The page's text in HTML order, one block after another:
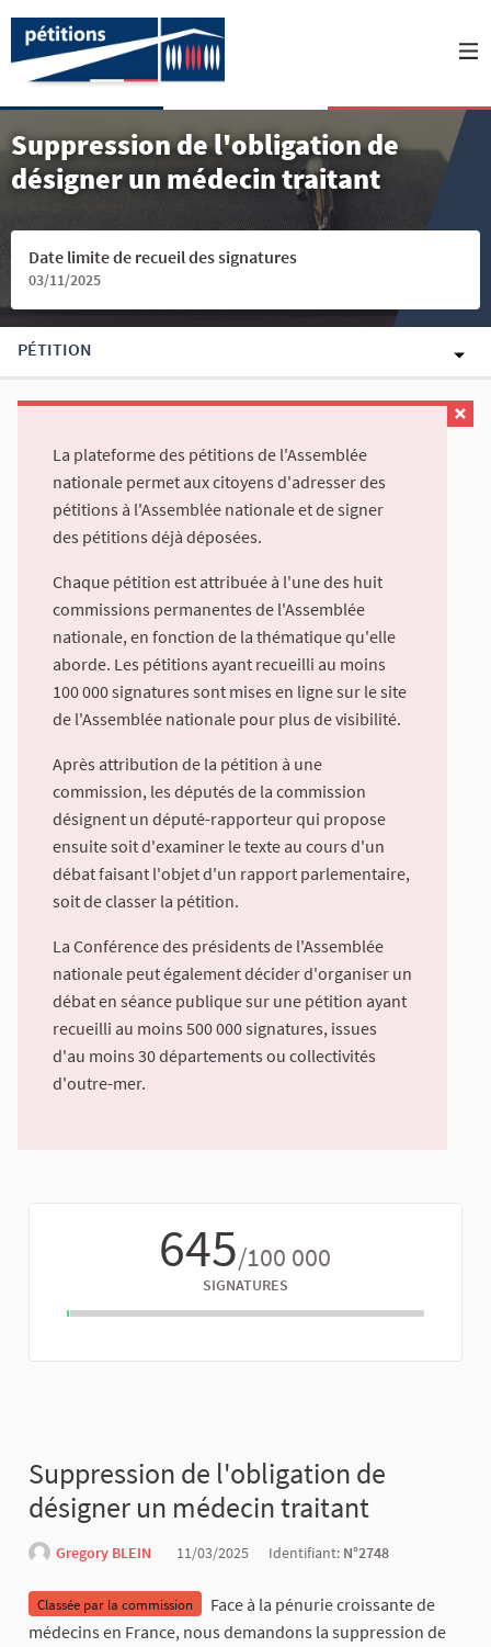
Suppression de l'obligation de
désigner un médecin traitant
Date limite de recueil des signatures
03/11/2025
PÉTITION
La plateforme des pétitions de l'Assemblée
nationale permet aux citoyens d'adresser des
pétitions à l'Assemblée nationale et de signer
des pétitions déjà déposées.
Chaque pétition est attribuée à l'une des huit
commissions permanentes de l'Assemblée
nationale, en fonction de la thématique qu'elle
aborde. Les pétitions ayant recueilli au moins
100 000 signatures sont mises en ligne sur le site
de l'Assemblée nationale pour plus de visibilité.
Après attribution de la pétition à une
commission, les députés de la commission
désignent un député-rapporteur qui propose
ensuite soit d'examiner le texte au cours d'un
débat faisant l'objet d'un rapport parlementaire,
soit de classer la pétition.
La Conférence des présidents de l'Assemblée
nationale peut également décider d'organiser un
débat en séance publique sur une pétition ayant
recueilli au moins 500 000 signatures, issues
d'au moins 30 départements ou collectivités
d'outre-mer.
645/100 000
SIGNATURES
Suppression de l'obligation de
désigner un médecin traitant
Gregory BLEIN 11/03/2025 Identifiant: N°2748
Classée par la commission
Face à la pénurie croissante de
médecins en France, nous demandons la suppression de